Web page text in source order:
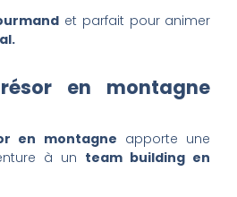
et parfait pour animer
en montagne
en montagne apporte une
à un team building en